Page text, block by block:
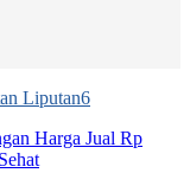
Liputan6
Harga Jual Rp